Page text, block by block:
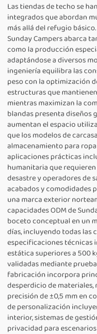
Las tiendas de techo se
integrados que abordan
más allá del refugio
Sunday Campers abarca
como la producción
adaptándose a diversos
ingeniería equilibra las
peso con la optimización
estructuras que
mientras maximizan la
blandas presenta diseños
aumentan el espacio
que los modelos de
almacenamiento para
aplicaciones prácticas
humanitaria que
desastre y operadores de
acabados y comodidades
una marca exterior
capacidades ODM de
boceto conceptual en un
días, incluyendo todas las
especificaciones técnicas
estática superiores a 500
validadas mediante
fabricación incorpora
desperdicio de
precisión de ±0,5 mm en
de personalización
interior, sistemas de
privacidad para